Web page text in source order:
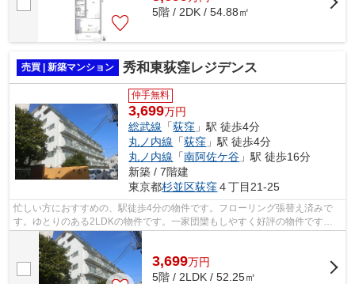
5階 / 2DK / 54.88㎡
売買 | 新築マンション 秀和東荻窪レジデンス
仲手無料
3,699万円
総武線 「荻窪 」駅 徒歩4分
丸ノ内線 「荻窪 」駅 徒歩4分
丸ノ内線 「南阿佐ケ谷 」駅 徒歩16分
新築 / 7階建
東京都杉並区荻窪４丁目21-25
忙しい方におすすめの、駅徒歩4分の物件です。フローリング張替え済みで
す。ゆとりのある2LDKの物件です。一家団欒もしやすく好評の物件です。2
駅利用できる場所にあるので利便性が高...
3,699万円
5階 / 2LDK / 52.25㎡